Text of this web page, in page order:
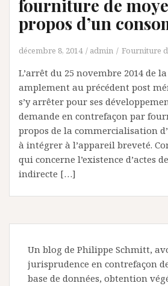
fourniture de
propos d’un
décembre 8, 2014 admin Fourniture
L’arrêt du 25 novembre 2014 de
amplement au précédent post
s’y arrêter pour ses
demande en contrefaçon par
propos de la commercialisation
à intégrer à l’appareil breveté.
qui concerne l’existence d’actes
indirecte […]
Un blog de Philippe Schmitt,
jurisprudence en contrefaçon de
base de données, obtention